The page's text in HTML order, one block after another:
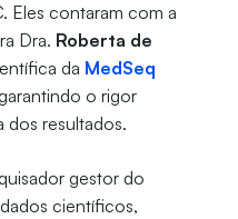
Eles contaram com a
Dra. Roberta de
da MedSeq
o rigor
dos resultados.
gestor do
científicos,